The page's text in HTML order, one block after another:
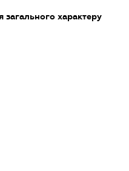
загального характеру